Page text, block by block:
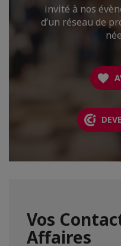
invité à nos
d’un réseau de
Vos
Affaires